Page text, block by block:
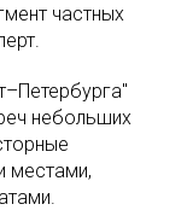
частных
небольших
местами,